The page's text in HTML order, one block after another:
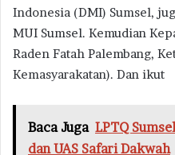
Indonesia (DMI) Sumsel,
MUI Sumsel. Kemudian
Raden Fatah Palembang,
Kemasyarakatan). Dan ikut
Baca Juga LPTQ
dan UAS Safari Dakwah